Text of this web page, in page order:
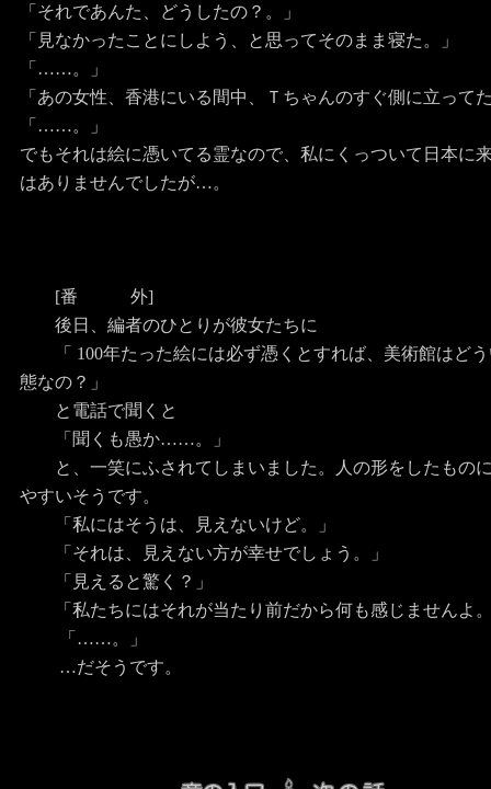
「それであんた、どうしたの？。」
「見なかったことにしよう、と思ってそのまま寝た。」
「……。」
「あの女性、香港にいる間中、Ｔちゃんのすぐ側に立って
「……。」
でもそれは絵に憑いてる霊なので、私にくっついて日本に
はありませんでしたが…。
[番 外]
後日、編者のひとりが彼女たちに
「 100年たった絵には必ず憑くとすれば、美術館はどう
態なの？」
と電話で聞くと
「聞くも愚か……。」
と、一笑にふされてしまいました。人の形をしたもの
やすいそうです。
「私にはそうは、見えないけど。」
「それは、見えない方が幸せでしょう。」
「見えると驚く？」
「私たちにはそれが当たり前だから何も感じませんよ
「……。」
…だそうです。